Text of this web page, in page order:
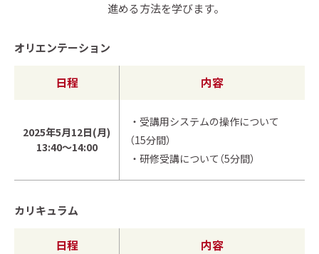
進める方法を学びます。
オリエンテーション
日程 内容
2025年5月12日(月)
13:40～14:00
・受講用システムの操作について
（15分間）
・研修受講について（5分間）
カリキュラム
日程 内容